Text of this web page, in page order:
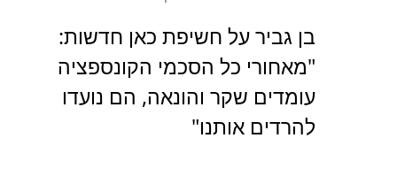
בן גביר על חשיפת כאן חדשות:
"מאחורי כל הסכמי הקונספציה
עומדים שקר והונאה, הם נועדו
להרדים אותנו"